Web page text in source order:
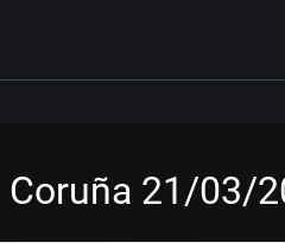
Coruña 21/03/